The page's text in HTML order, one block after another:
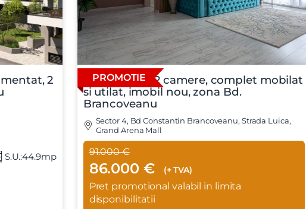
2
S.U.:44.9mp
PROMOTIE
Apartament 2 camere, complet mobilat
si utilat, imobil nou, zona Bd.
Brancoveanu
Sector 4, Bd Constantin Brancoveanu, Strada Luica,
Grand Arena Mall
91.000 €
86.000 € (+ TVA)
Pret promotional valabil in limita
disponibilitatii
Am citit si sunt de acord cutermenii si conditiileSudRezidential.ro
Sunt de acord cuprelucrarea datelor cu caracter personal